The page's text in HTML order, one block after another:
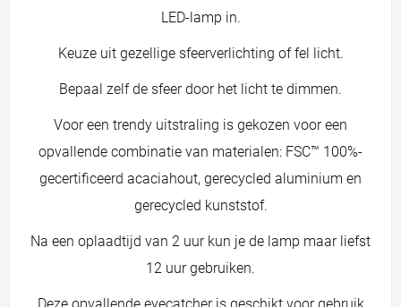
LED-lamp in.
Keuze uit gezellige sfeerverlichting of fel licht.
Bepaal zelf de sfeer door het licht te dimmen.
Voor een trendy uitstraling is gekozen voor een
opvallende combinatie van materialen: FSC™ 100%-
gecertificeerd acaciahout, gerecycled aluminium en
gerecycled kunststof.
Na een oplaadtijd van 2 uur kun je de lamp maar liefst
12 uur gebruiken.